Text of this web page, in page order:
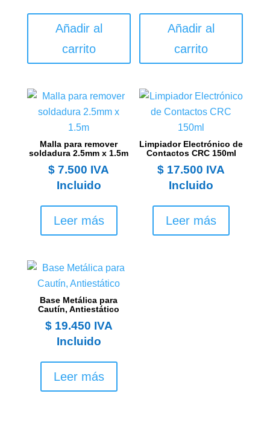
Añadir al
carrito
Añadir al
carrito
Malla para remover
soldadura 2.5mm x 1.5m
$ 7.500 IVA
Incluido
Leer más
Limpiador Electrónico de
Contactos CRC 150ml
$ 17.500 IVA
Incluido
Leer más
Base Metálica para
Cautín, Antiestático
$19.450 IVA
Incluido
Leer más